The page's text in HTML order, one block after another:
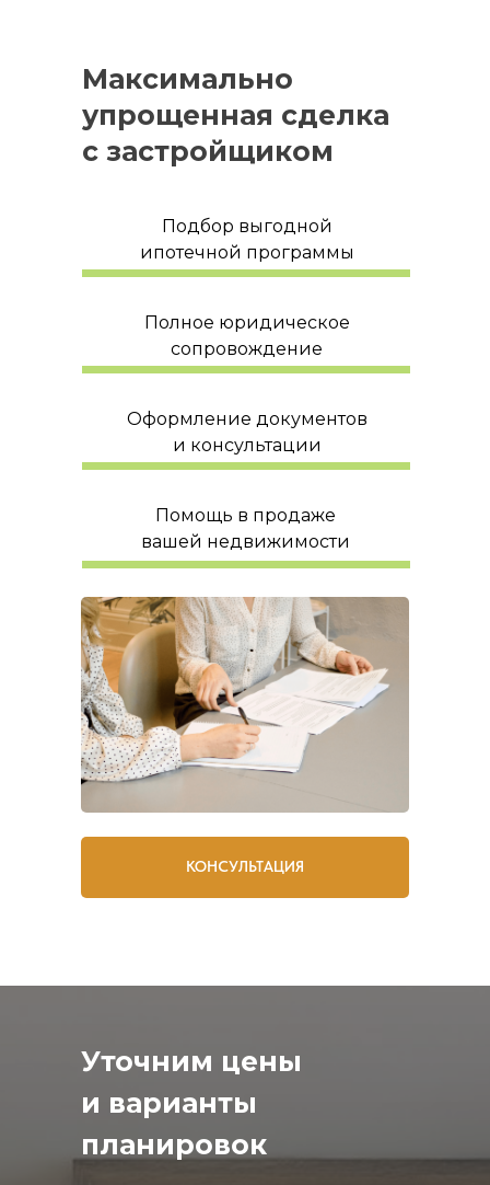
Подбор выгодной
ипотечной программы
Полное юридическое
сопровождение
Оформление документов
и консультации
Помощь в продаже
вашей недвижимости
Максимально
упрощенная сделка
с застройщиком
КОНСУЛЬТАЦИЯ
Уточним цены
и варианты
планировок